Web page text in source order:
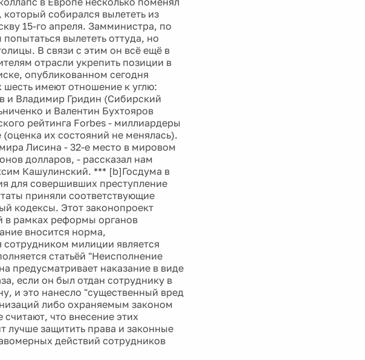
собирался вылететь из
15-го апреля. Замминистра, по
вылететь оттуда, но
В связи с этим он всё ещё в
отрасли укрепить позиции в
опубликованном сегодня
имеют отношение к углю:
и Владимир Гридин (Сибирский
и Валентин Бухтояров
рейтинга Forbes - миллиардеры
их состояний не менялась).
Лисина - 32-е место в мировом
долларов, - рассказал нам
Кашулинский. *** [b]Госдума в
для совершивших преступление
приняли соответствующие
кодексы. Этот законопроект
в рамках реформы органов
вносится норма,
милиции является
статьёй "Неисполнение
предусматривает наказание в виде
если он был отдан сотруднику в
и это нанесло "существенный вред
либо охраняемым законом
что внесение этих
лучше защитить права и законные
действий сотрудников